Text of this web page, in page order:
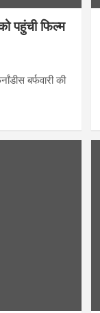
पहुंची फिल्म
बर्फवारी की